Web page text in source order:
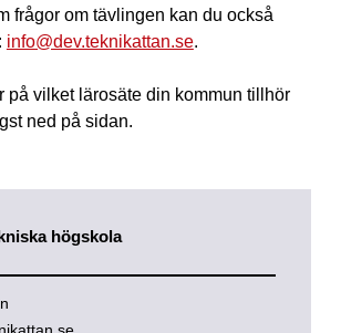
frågor om tävlingen kan du också
info@dev.teknikattan.se.
på vilket lärosäte din kommun tillhör
ned på sidan.
högskola